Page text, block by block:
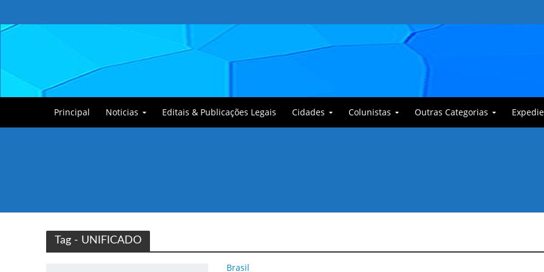
Principal Noticias Editais & Publicações Legais Cidades Colunistas Outras Categorias
Tag - UNIFICADO
Brasil